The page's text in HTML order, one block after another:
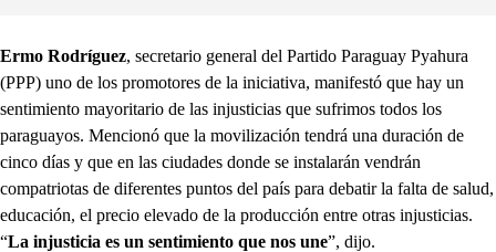
Ermo Rodríguez, secretario general del Partido Paraguay Pyahura
(PPP) uno de los promotores de la iniciativa, manifestó que hay un
sentimiento mayoritario de las injusticias que sufrimos todos los
paraguayos. Mencionó que la movilización tendrá una duración de
cinco días y que en las ciudades donde se instalarán vendrán
compatriotas de diferentes puntos del país para debatir la falta de salud,
educación, el precio elevado de la producción entre otras injusticias.
“La injusticia es un sentimiento que nos une”, dijo.